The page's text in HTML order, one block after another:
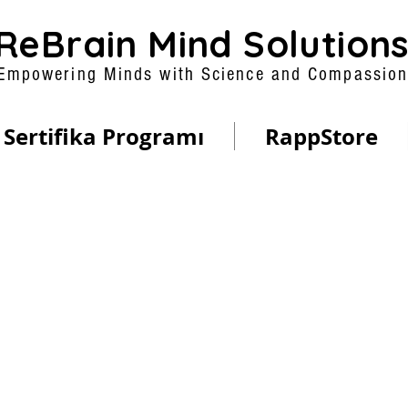
Mind Solutions
Minds with Science and Compassion
Sertifika Programı RappStore